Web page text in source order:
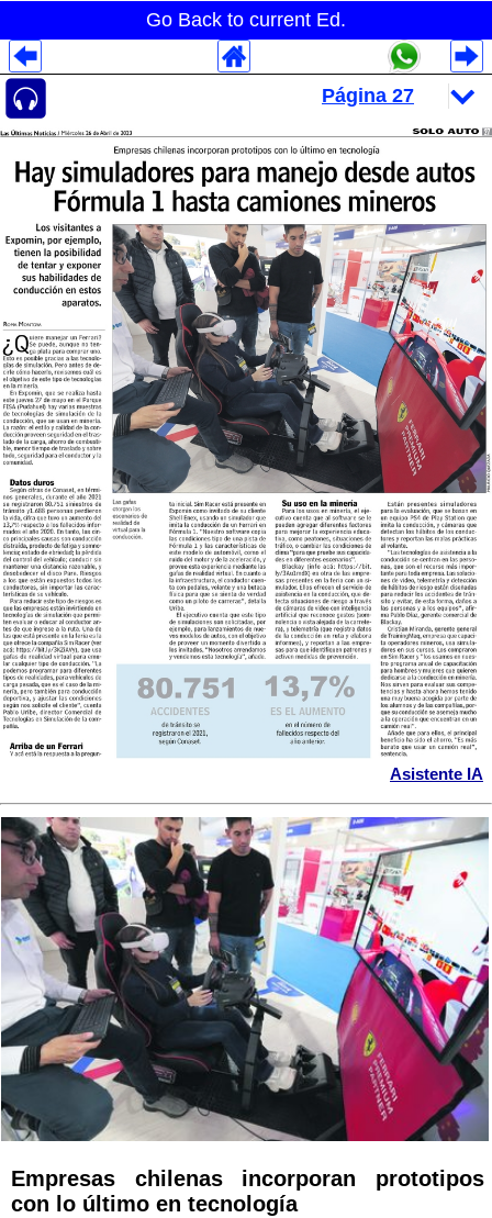
Go Back to current Ed.
Asistente IA
Empresas chilenas incorporan prototipos
con lo último en tecnología
Despliegues Analytics
Despliegues Totales
Despliegues por Rubros